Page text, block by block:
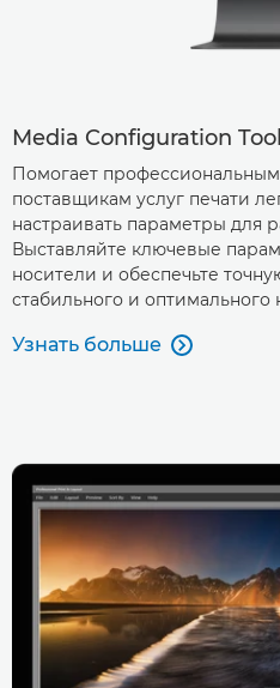
Media Configuration Tool
Помогает
поставщикам услуг печати
настраивать параметры для
Выставляйте ключевые
носители и обеспечьте
стабильного и оптимального
Узнать больше 